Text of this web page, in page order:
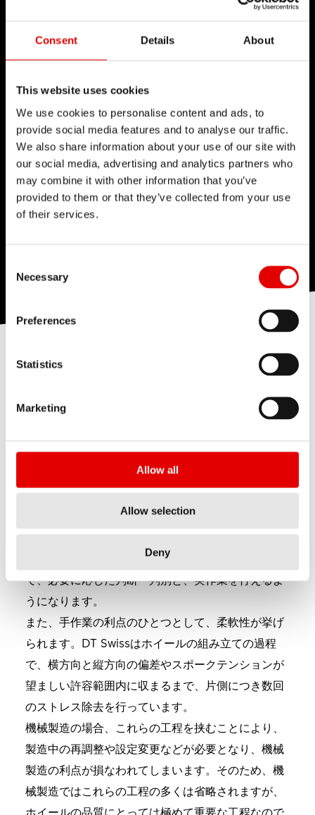
Consent Details About
This website uses cookies
We use cookies to personalise content and ads, to
provide social media features and to analyse our traffic.
We also share information about your use of our site with
our social media, advertising and analytics partners who
may combine it with other information that you’ve
provided to them or that they’ve collected from your use
of their services.
Necessary
Preferences
Statistics
Marketing
Allow all
Allow selection
Deny
DT Swissがホイールの組み立てに機械を使用しない
現在のホイール製造機では、手作業と同じ品質のホ
イールを、同じ時間で組み上げることがはきませ
ん。なぜなら、ホイールの組み立て、振れ取り、調
整には、ホイールごとに異なる様々な要素が絡んで
くるからです。
人々は長年にわたってこれらの要素を学習すること
で、必要に応じた判断・判別と、実作業を行えるよ
うになります。
また、手作業の利点のひとつとして、柔軟性が挙げ
られます。DT Swissはホイールの組み立ての過程
で、横方向と縦方向の偏差やスポークテンションが
望ましい許容範囲内に収まるまで、片側につき数回
のストレス除去を行っています。
機械製造の場合、これらの工程を挟むことにより、
製造中の再調整や設定変更などが必要となり、機械
製造の利点が損なわれてしまいます。そのため、機
械製造ではこれらの工程の多くは省略されますが、
ホイールの品質にとっては極めて重要な工程なので